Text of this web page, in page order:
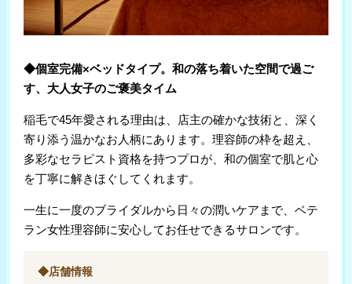
◆個室完備×ベッドタイプ。和の落ち着いた空間で過ご
す、大人女子のご褒美タイム
稲毛で45年愛される理由は、店主の確かな技術と、深く
寄り添う温かなお人柄にあります。理容師の枠を超え、
多彩なセラピスト資格を持つプロが、和の個室で肌と心
を丁寧に解きほぐしてくれます。
一生に一度のブライダルから日々の潤いケアまで、ベテ
ラン女性理容師に安心してお任せできるサロンです。
◆店舗情報